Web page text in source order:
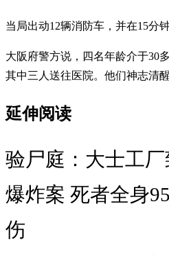
当局出动12辆消防车，并在15分
大阪府警方说，四名年龄介于30
其中三人送往医院。他们神志清
延伸阅读
验尸庭：大士工
爆炸案 死者全身
伤